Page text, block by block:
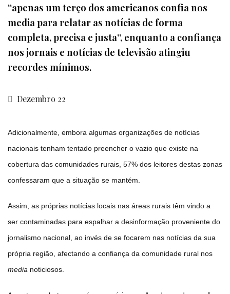
“apenas um terço dos americanos confia nos
media para relatar as notícias de forma
completa, precisa e justa”, enquanto a confiança
nos jornais e notícias de televisão atingiu
recordes mínimos.
Dezembro 22
Adicionalmente, embora algumas organizações de notícias
nacionais tenham tentado preencher o vazio que existe na
cobertura das comunidades rurais, 57% dos leitores destas zonas
confessaram que a situação se mantém.
Assim, as próprias notícias locais nas áreas rurais têm vindo a
ser contaminadas para espalhar a desinformação proveniente do
jornalismo nacional, ao invés de se focarem nas notícias da sua
própria região, afectando a confiança da comunidade rural nos
media noticiosos.